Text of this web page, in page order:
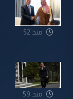
منذ 52
منذ 59